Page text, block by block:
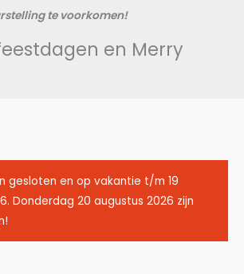
te voorkomen!
en Merry
gesloten en op vakantie t/m 19
Donderdag 20 augustus 2026 zijn